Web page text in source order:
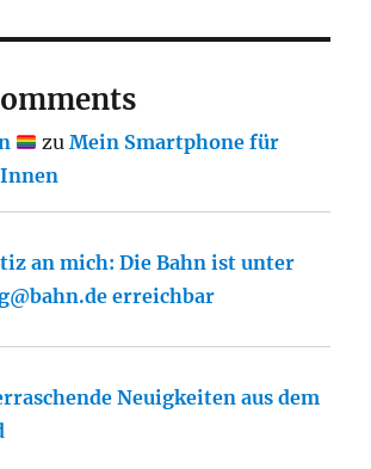
zu Mein Smartphone für
an mich: Die Bahn ist unter
erreichbar
Neuigkeiten aus dem